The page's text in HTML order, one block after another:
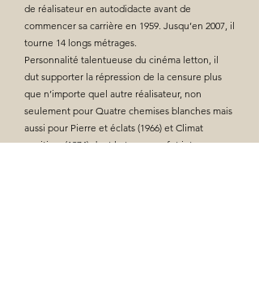
de réalisateur en autodidacte avant de
commencer sa carrière en 1959. Jusqu’en 2007, il
tourne 14 longs métrages.
Personnalité talentueuse du cinéma letton, il
dut supporter la répression de la censure plus
que n’importe quel autre réalisateur, non
seulement pour Quatre chemises blanches mais
aussi pour Pierre et éclats (1966) et Climat
maritime (1974) dont le tournage fut interrompu